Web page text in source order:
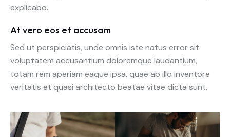
explicabo.
At vero eos et accusam
Sed ut perspiciatis, unde omnis iste natus error sit
voluptatem accusantium doloremque laudantium,
totam rem aperiam eaque ipsa, quae ab illo inventore
veritatis et quasi architecto beatae vitae dicta sunt.